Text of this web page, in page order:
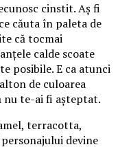
cinstit. Aș fi
căuta în paleta de
că tocmai
calde scoate
posibile. E ca atunci
de culoarea
nu te-ai fi așteptat.
terracotta,
devine